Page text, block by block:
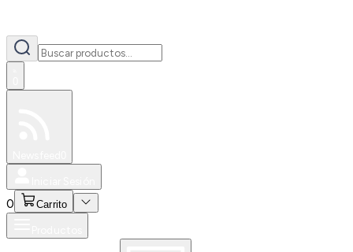
0 Carrito